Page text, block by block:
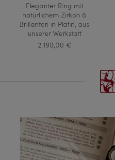
Eleganter Ring mit
natürlichem Zirkon &
Brillanten in Platin, aus
unserer Werkstatt
2.190,00 €